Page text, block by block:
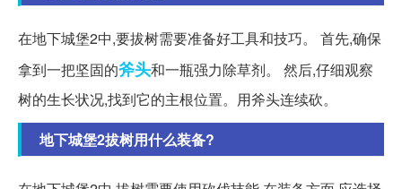
在地下城堡2中,要拔树需要准备好工具和技巧。 首先,确保
拿到一把坚固的斧头和一瓶强力除草剂。 然后,仔细观察
树的生长状况,找到它的主根位置。用斧头连续砍。
地下城堡2拔树用什么装备?